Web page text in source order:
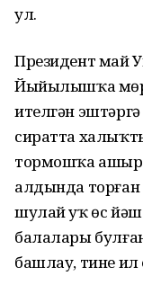
ул.
Президент май
Йыйылышҡа
ителгән
сиратта
тормошҡа
алдында
шулай уҡ өс
балалары
башлау, тине ил